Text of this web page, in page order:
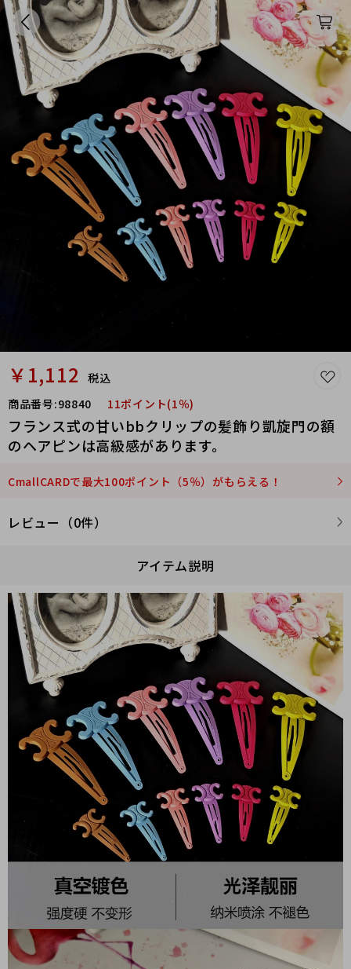
￥1,112
税込
商品番号:98840 11ポイント(1％)
フランス式の甘いbbクリップの髪飾り凱旋門の額
のヘアピンは高級感があります。
CmallCARDで最大100ポイント（5％）がもらえる！
レビュー（0件）
アイテム説明